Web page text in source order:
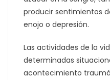
producir sentimientos
enojo o depresión.
Las actividades de la
determinadas
acontecimiento